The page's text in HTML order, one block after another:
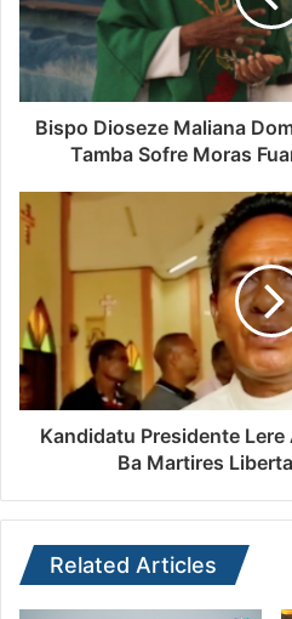
Bispo Dioseze Maliana
Tamba Sofre Moras
Kandidatu Presidente
Ba Martires
Related Articles